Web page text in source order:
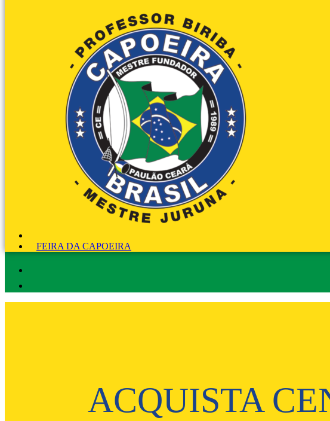
FEIRA DA CAPOEIRA
ACQUISTA